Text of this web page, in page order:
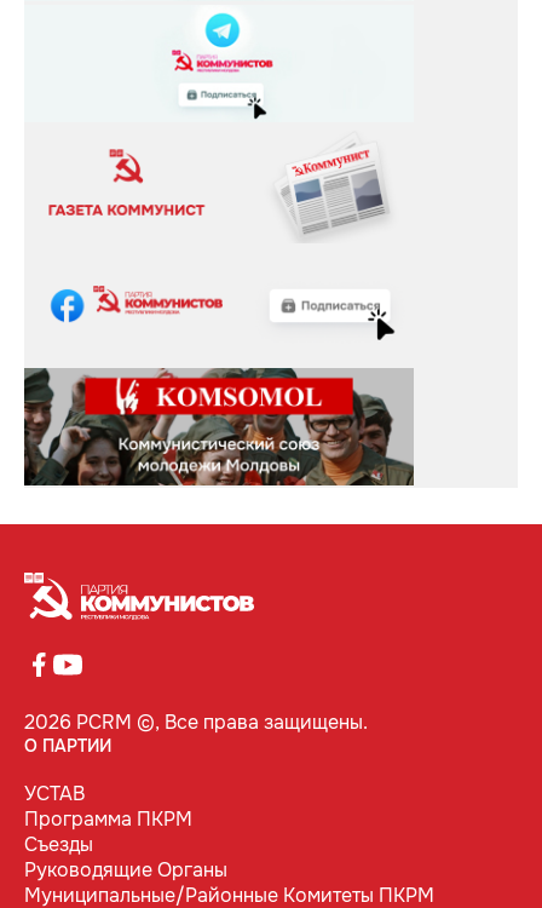
2026 PCRM ©, Все права защищены.
О ПАРТИИ
УСТАВ
Программа ПКРМ
Съезды
Руководящие Органы
Муниципальные/Районные Комитеты ПКРМ